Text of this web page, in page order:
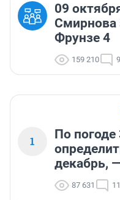
09
Смирнова
Фрунзе 4
159 210
1
По
декабрь,
87 631 11